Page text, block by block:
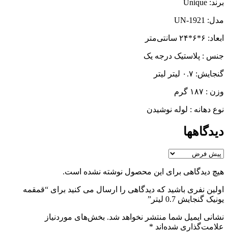
برند: Unique
مدل: UN-1921
ابعاد: ۶*۶*۲۴ سانتی‌متر
جنس : پلاستیک درجه یک
گنجایش: ۰.۷ لیتر لیتر
وزن : ۱۸۷ گرم
نوع دهانه : لوله نوشیدن
دیدگاهها
هیچ دیدگاهی برای این محصول نوشته نشده است.
اولین نفری باشید که دیدگاهی را ارسال می کنید برای “قمقمه
یونیک گنجایش 0.7 لیتر”
نشانی ایمیل شما منتشر نخواهد شد. بخش‌های موردنیاز
علامت‌گذاری شده‌اند *